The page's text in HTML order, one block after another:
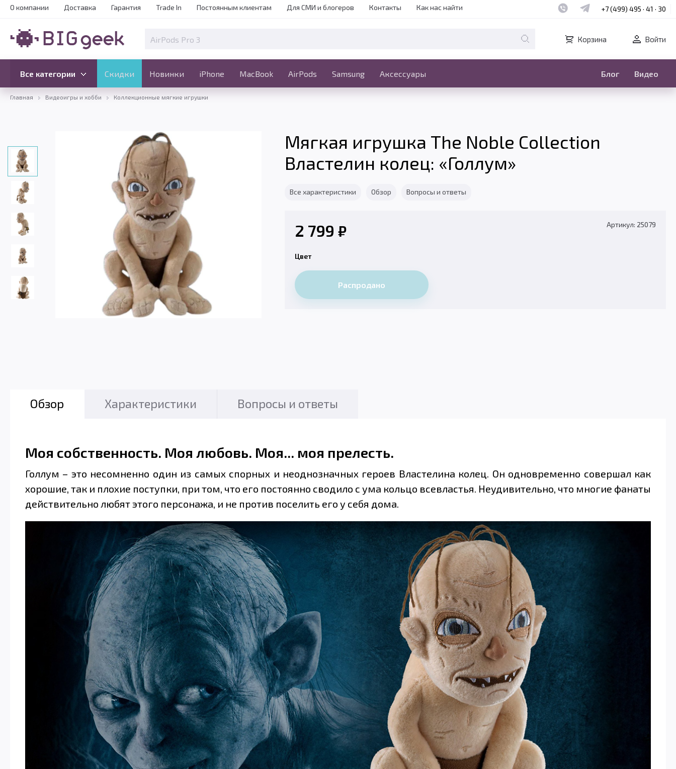
О компании Доставка Гарантия Trade In Постоянным клиентам Для СМИ и блогеров Контакты Как нас найти Наш whatsapp
Наш telegram
+7 (499) 495 · 41 · 30
Корзина Войти
Все категории Скидки Новинки iPhone MacBook AirPods Samsung Аксессуары Блог Видео
Скидки Новинки iPhone MacBook
Все категории Ещё
Главная Видеоигры и хобби Коллекционные мягкие игрушки
Мягкая игрушка The Noble Collection
Властелин колец: «Голлум»
Все характеристики Обзор Вопросы и ответы
2 799 ₽ Артикул: 25079
Цвет
Распродано
Обзор Характеристики Вопросы и ответы
Моя собственность. Моя любовь. Моя... моя прелесть.
Голлум – это несомненно один из самых спорных и неоднозначных героев Властелина колец. Он одновременно совершал как
хорошие, так и плохие поступки, при том, что его постоянно сводило с ума кольцо всевластья. Неудивительно, что многие фанаты
действительно любят этого персонажа, и не против поселить его у себя дома.